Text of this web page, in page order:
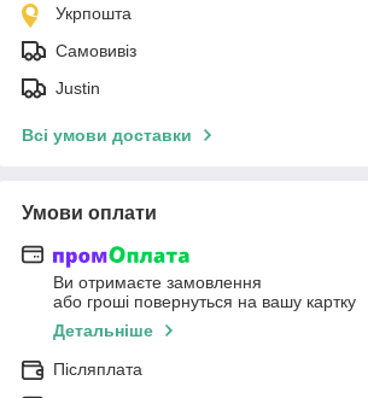
Укрпошта
Самовивіз
Justin
Всі умови доставки
Умови оплати
Ви отримаєте замовлення
або гроші повернуться на вашу картку
Детальніше
Післяплата